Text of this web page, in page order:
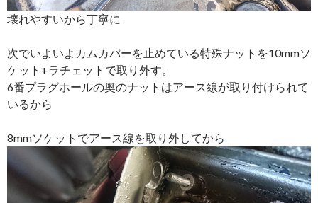
壊れやすいから丁寧に
次でいよいよカムカバーを止めている特殊ナットを10mmソ
ケット+ラチェットで取り外す。
6番プラグホールの奥のナットはアース線が取り付けられて
いるから
8mmソケットでアース線を取り外してから